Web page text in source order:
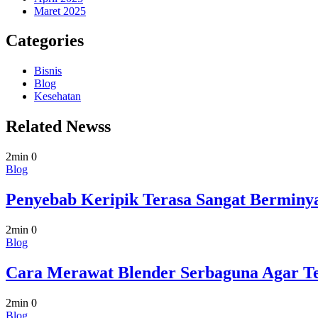
Maret 2025
Categories
Bisnis
Blog
Kesehatan
Related Newss
2min 0
Blog
Penyebab Keripik Terasa Sangat
2min 0
Blog
Cara Merawat Blender Serbaguna Agar
2min 0
Blog